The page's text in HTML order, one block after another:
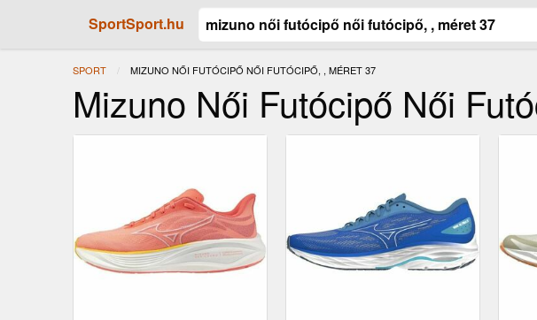
SportSport.hu
SPORT JELENLEGI:
MIZUNO NŐI FUTÓCIPŐ NŐI FUTÓCIPŐ, , MÉRET 37
Mizuno Női Futócipő Női